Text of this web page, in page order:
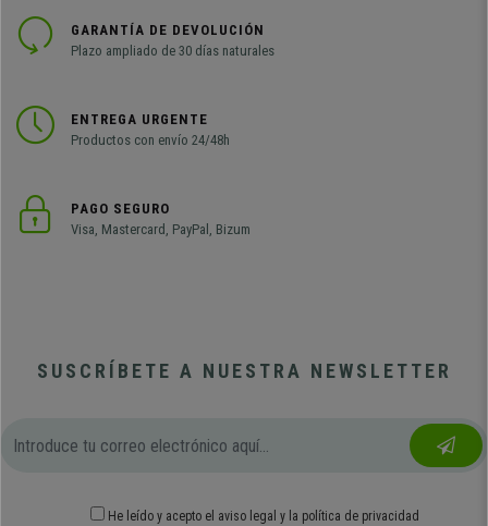
GARANTÍA DE DEVOLUCIÓN
Plazo ampliado de 30 días naturales
ENTREGA URGENTE
Productos con envío 24/48h
PAGO SEGURO
Visa, Mastercard, PayPal, Bizum
SUSCRÍBETE A NUESTRA NEWSLETTER
He leído y acepto el aviso legal y la política de privacidad